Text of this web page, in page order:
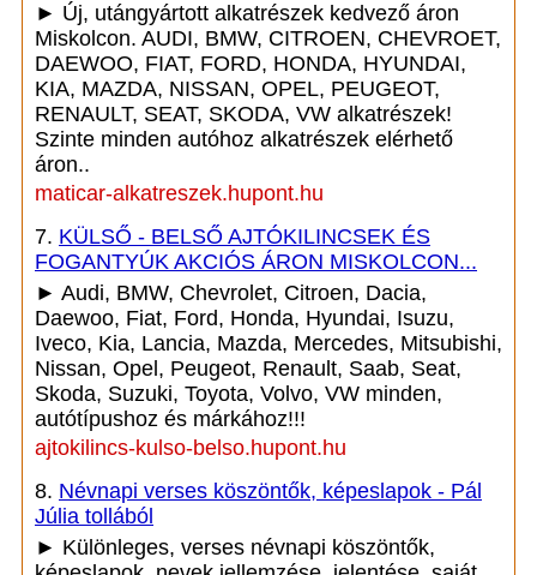
► Új, utángyártott alkatrészek kedvező áron
Miskolcon. AUDI, BMW, CITROEN, CHEVROET,
DAEWOO, FIAT, FORD, HONDA, HYUNDAI,
KIA, MAZDA, NISSAN, OPEL, PEUGEOT,
RENAULT, SEAT, SKODA, VW alkatrészek!
Szinte minden autóhoz alkatrészek elérhető
áron..
maticar-alkatreszek.hupont.hu
7. KÜLSŐ - BELSŐ AJTÓKILINCSEK ÉS
FOGANTYÚK AKCIÓS ÁRON MISKOLCON...
► Audi, BMW, Chevrolet, Citroen, Dacia,
Daewoo, Fiat, Ford, Honda, Hyundai, Isuzu,
Iveco, Kia, Lancia, Mazda, Mercedes, Mitsubishi,
Nissan, Opel, Peugeot, Renault, Saab, Seat,
Skoda, Suzuki, Toyota, Volvo, VW minden,
autótípushoz és márkához!!!
ajtokilincs-kulso-belso.hupont.hu
8. Névnapi verses köszöntők, képeslapok - Pál
Júlia tollából
► Különleges, verses névnapi köszöntők,